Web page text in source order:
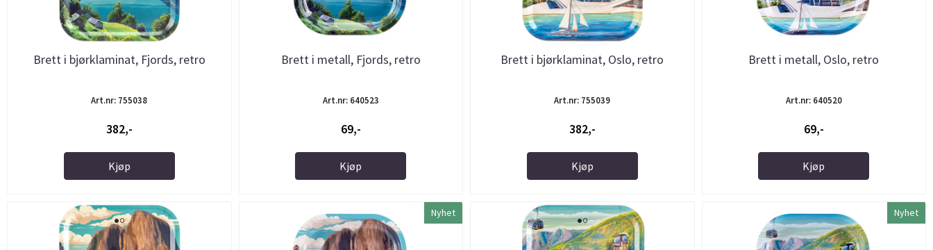
Brett i bjørklaminat, Fjords, retro
Art.nr: 755038
382,-
Kjøp
Brett i metall, Fjords, retro
Art.nr: 640523
69,-
Kjøp
Brett i bjørklaminat, Oslo, retro
Art.nr: 755039
382,-
Kjøp
Brett i metall, Oslo, retro
Art.nr: 640520
69,-
Kjøp
Nyhet Nyhet